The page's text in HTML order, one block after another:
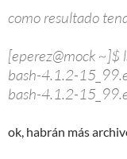
como resultado
[eperez@mock ~]$
bash-4.1.2-
bash-4.1.2-
ok, habrán más